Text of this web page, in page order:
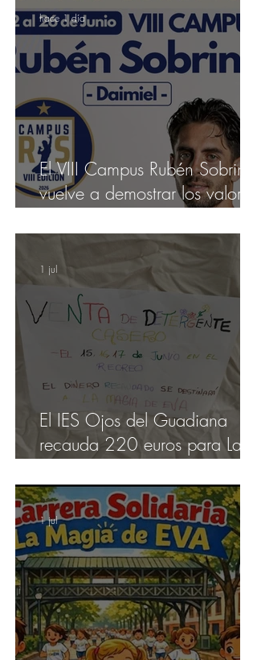
El VIII Campus Rubén Sobrino
vuelve a demostrar los valores
hace 1 día
El IES Ojos del Guadiana
recauda 220 euros para La
de detergentes y jabones
artesanales
1 jul
1 jul